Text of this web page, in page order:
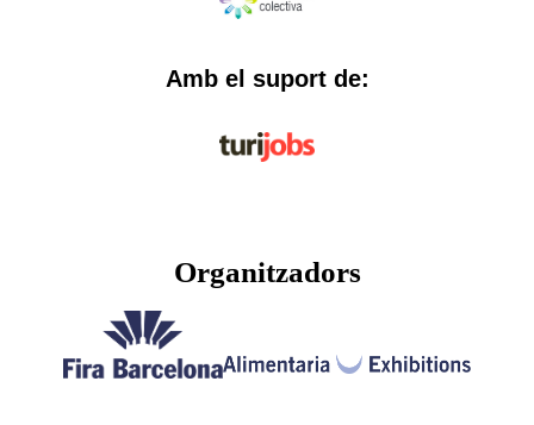
Amb el suport de:
Organitzadors​